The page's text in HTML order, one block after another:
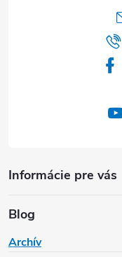
Informácie pre vás
Blog
Archív